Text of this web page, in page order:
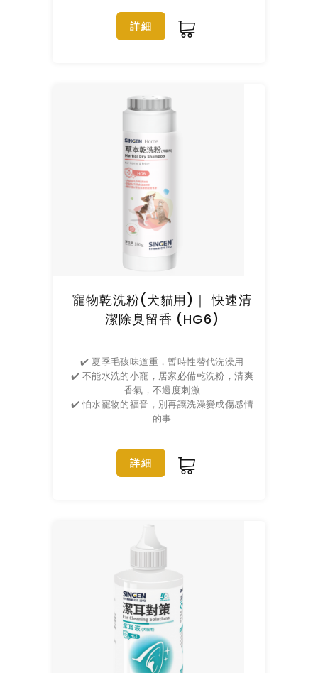
詳細
寵物乾洗粉(犬貓用)｜ 快速清
潔除臭留香 (HG6)
✔️ 夏季毛孩味道重，暫時性替代洗澡用
✔️ 不能水洗的小寵，居家必備乾洗粉，清爽
香氣，不過度刺激
✔️ 怕水寵物的福音，別再讓洗澡變成傷感情
的事
詳細